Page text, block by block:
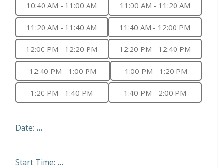
10:40 AM - 11:00 AM 11:00 AM - 11:20 AM
11:20 AM - 11:40 AM 11:40 AM - 12:00 PM
12:00 PM - 12:20 PM 12:20 PM - 12:40 PM
12:40 PM - 1:00 PM 1:00 PM - 1:20 PM
1:20 PM - 1:40 PM 1:40 PM - 2:00 PM
Date: ...
Start Time: ...